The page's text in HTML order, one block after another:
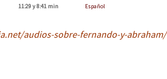
11:29 y 8:41 min
Español
audios-sobre-fernando-y-abraham/